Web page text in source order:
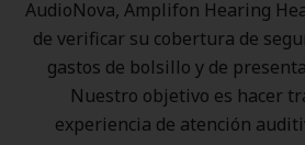
AudioNova, Amplifon Hearing
de verificar su cobertura de
gastos de bolsillo y de
Nuestro objetivo es hacer
experiencia de atención